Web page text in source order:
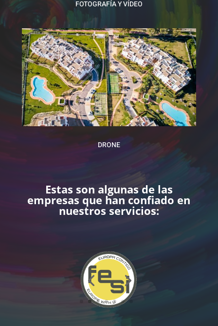
FOTOGRAFÍA Y VÍDEO
DRONE
Estas son algunas de las
empresas que han confiado en
nuestros servicios: